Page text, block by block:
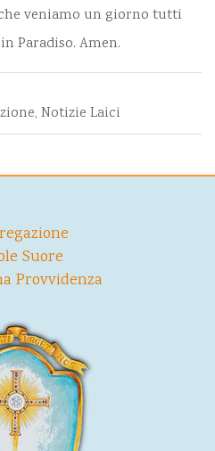
veniamo un giorno tutti
Paradiso. Amen.
, Notizie Laici
Suore
Provvidenza